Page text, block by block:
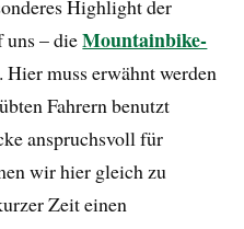
Highlight der
uns – dieMountainbike-
. Hier muss erwähnt werden
Fahrern benutzt
anspruchsvoll für
wir hier gleich zu
Zeit einen